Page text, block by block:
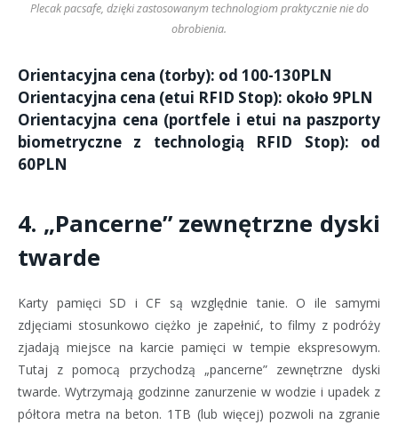
Plecak pacsafe, dzięki zastosowanym technologiom praktycznie nie do
obrobienia.
Orientacyjna cena (torby): od 100-130PLN
Orientacyjna cena (etui RFID Stop): około 9PLN
Orientacyjna cena (portfele i etui na paszporty
biometryczne z technologią RFID Stop): od
60PLN
4. „Pancerne” zewnętrzne dyski
twarde
Karty pamięci SD i CF są względnie tanie. O ile samymi
zdjęciami stosunkowo ciężko je zapełnić, to filmy z podróży
zjadają miejsce na karcie pamięci w tempie ekspresowym.
Tutaj z pomocą przychodzą „pancerne” zewnętrzne dyski
twarde. Wytrzymają godzinne zanurzenie w wodzie i upadek z
półtora metra na beton. 1TB (lub więcej) pozwoli na zgranie